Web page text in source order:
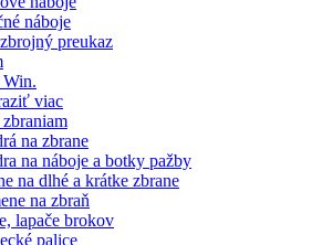
náboje
preukaz
Win.
viac
na zbrane
na náboje a botky pažby
na dlhé a krátke zbrane
na zbraň
lapače brokov
palice